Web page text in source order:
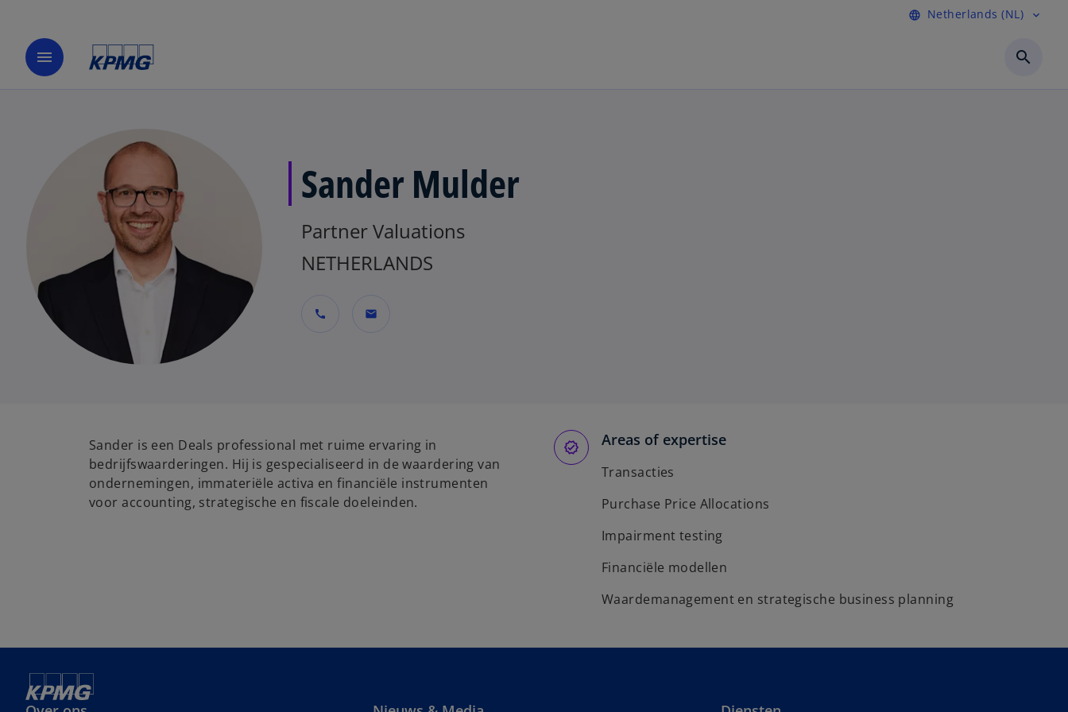
language Netherlands (NL) expand_more
menu search
Sander Mulder
Partner Valuations
NETHERLANDS
call mail
Sander is een Deals professional met ruime ervaring in
bedrijfswaarderingen. Hij is gespecialiseerd in de waardering van
ondernemingen, immateriële activa en financiële instrumenten
voor accounting, strategische en fiscale doeleinden.
Areas of expertise
Transacties
Purchase Price Allocations
Impairment testing
Financiële modellen
Waardemanagement en strategische business planning